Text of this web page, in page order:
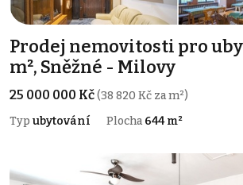
Prodej nemovitosti pro
m², Sněžné - Milovy
25 000 000 Kč(38 820 Kč za m²)
Typ ubytování Plocha 644 m²